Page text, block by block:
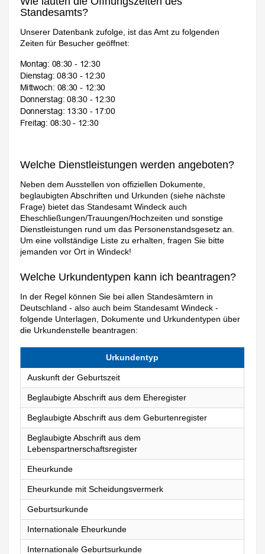
Standesamts?
Unserer Datenbank zufolge, ist das Amt zu folgenden
Zeiten für Besucher geöffnet:
Welche Dienstleistungen werden angeboten?
Neben dem Ausstellen von offiziellen Dokumente,
beglaubigten Abschriften und Urkunden (siehe nächste
Frage) bietet das Standesamt Windeck auch
Eheschließungen/Trauungen/Hochzeiten und sonstige
Dienstleistungen rund um das Personenstandsgesetz an.
Um eine vollständige Liste zu erhalten, fragen Sie bitte
jemanden vor Ort in Windeck!
Welche Urkundentypen kann ich beantragen?
In der Regel können Sie bei allen Standesämtern in
Deutschland - also auch beim Standesamt Windeck -
folgende Unterlagen, Dokumente und Urkundentypen über
die Urkundenstelle beantragen:
Urkundentyp
Auskunft der Geburtszeit
Beglaubigte Abschrift aus dem Eheregister
Beglaubigte Abschrift aus dem Geburtenregister
Beglaubigte Abschrift aus dem
Lebenspartnerschaftsregister
Eheurkunde
Eheurkunde mit Scheidungsvermerk
Geburtsurkunde
Internationale Eheurkunde
Internationale Geburtsurkunde